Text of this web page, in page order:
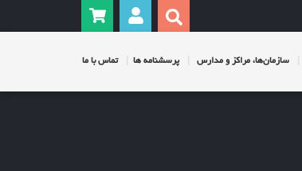
سازمان‌ها، مراکز و مدارس پرسشنامه ها تماس با ما